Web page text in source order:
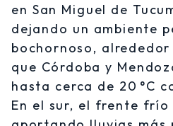
en San Miguel de
dejando un ambiente
bochornoso, alrededor
que Córdoba y
hasta cerca de 20 °C
En el sur, el frente